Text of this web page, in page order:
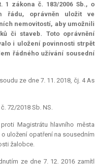
1 zákona č. 183/2006 Sb., o
řádu, oprávněn uložit ve
nemovitostí, aby umožnili
či staveb. Toto oprávnění
i uložení povinnosti strpět
řádného užívání sousední
ze dne 7. 11. 2018, čj. 4 As
72/2018 Sb. NS.
Magistrátu hlavního města
o uložení opatření na sousedním
žalobce.
ze dne 7. 12. 2016 zamítl